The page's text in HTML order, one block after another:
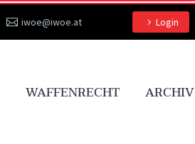
iwoe@iwoe.at Login
WAFFENRECHT ARCHIV